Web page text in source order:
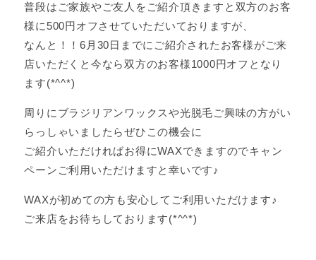
普段はご家族やご友人をご紹介頂きますと双方のお客
様に500円オフさせていただいておりますが、
なんと！！6月30日までにご紹介されたお客様がご来
店いただくと今なら双方のお客様1000円オフとなり
ます(*^^*)
周りにブラジリアンワックスや光脱毛ご興味の方がい
らっしゃいましたらぜひこの機会に
ご紹介いただければお得にWAXできますのでキャン
ペーンご利用いただけますと幸いです♪
WAXが初めての方も安心してご利用いただけます♪
ご来店をお待ちしております(*^^*)